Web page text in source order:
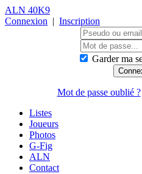
ALN 40K9
Connexion | Inscription
Garder ma
Mot de passe oublié ?
Listes
Joueurs
Photos
G-Fig
ALN
Contact